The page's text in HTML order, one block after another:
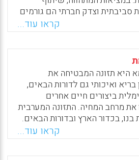
סביבתית וצדק חברתי הם גורמים
השינוי לקראת חברה
הקיימות עניינו בפרישה
כתפיסת עולם רב-תחומית,
אשר כורכת יחד סוגיות
ואזרחיות. מטרתו העיקרית
אזרחית פעילה וביקורתית
דמוקרטית בת-זמננו. הוא קורא
חברתי וחינוכי, מעמיד
ומציע פתרונות ויישומים
Email
X
קראו עוד...
היא תזונה המבטיחה את
בריא ואיכותי גם לדורות הבאים,
ביצורים חיים אחרים
את מרחב המחיה. התזונה המערבית
בנו, בכדור הארץ ובדורות הבאים.
להשקיע בחינוך לתזונה
לא רק בילדים, גם במבוגרים
קראו עוד...